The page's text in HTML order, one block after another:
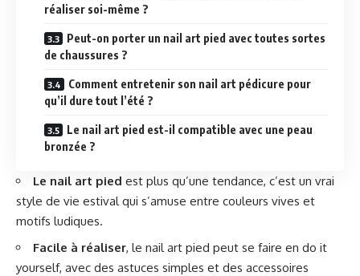
réaliser soi-même ?
Peut-on porter un nail art pied avec toutes sortes
de chaussures ?
Comment entretenir son nail art pédicure pour
qu’il dure tout l’été ?
Le nail art pied est-il compatible avec une peau
bronzée ?
Le nail art pied est plus qu’une tendance, c’est un vrai
style de vie estival qui s’amuse entre couleurs vives et
motifs ludiques.
Facile à réaliser, le nail art pied peut se faire en do it
yourself, avec des astuces simples et des accessoires